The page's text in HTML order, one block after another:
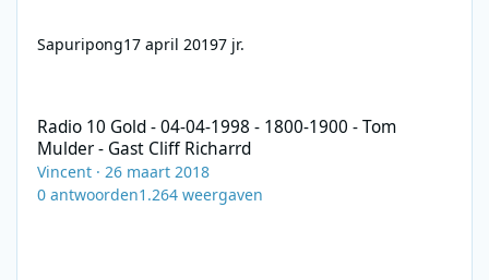
Sapuripong17 april 20197 jr.
Radio 10 Gold - 04-04-1998 - 1800-1900 - Tom
Mulder - Gast Cliff Richarrd
Vincent ·26 maart 2018
0 antwoorden1.264 weergaven